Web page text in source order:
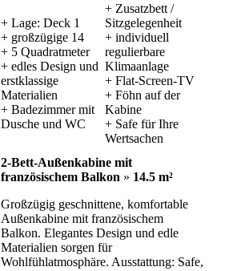
+ Lage: Deck 1
+ großzügige 14
+ 5 Quadratmeter
+ edles Design und
erstklassige
Materialien
+ Badezimmer mit
Dusche und WC
+ Zusatzbett /
Sitzgelegenheit
+ individuell
regulierbare
Klimaanlage
+ Flat-Screen-TV
+ Föhn auf der
Kabine
+ Safe für Ihre
Wertsachen
2-Bett-Außenkabine mit
französischem Balkon » 14.5 m²
Großzügig geschnittene, komfortable
Außenkabine mit französischem
Balkon. Elegantes Design und edle
Materialien sorgen für
Wohlfühlatmosphäre. Ausstattung: Safe,